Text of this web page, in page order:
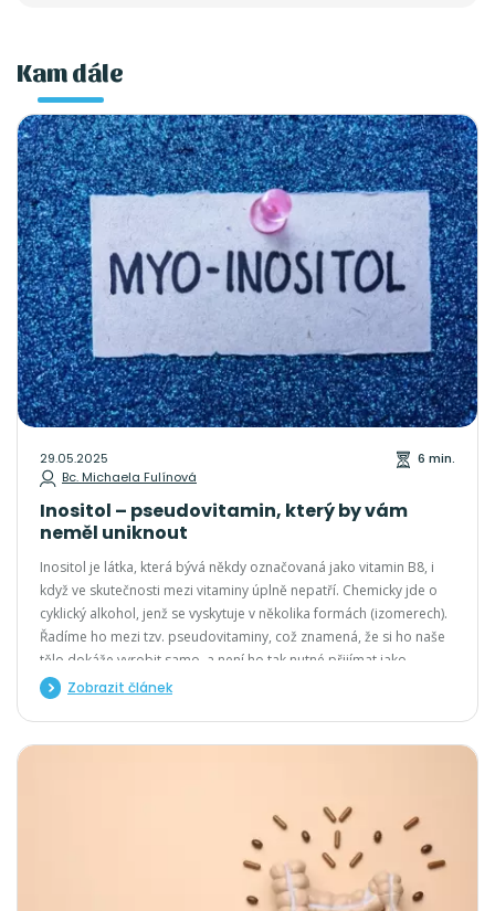
Kam dále
29.05.2025
Bc. Michaela Fulínová
6 min.
Inositol – pseudovitamin, který by vám
neměl uniknout
Inositol je látka, která bývá někdy označovaná jako vitamin B8, i
když ve skutečnosti mezi vitaminy úplně nepatří. Chemicky jde o
cyklický alkohol, jenž se vyskytuje v několika formách (izomerech).
Řadíme ho mezi tzv. pseudovitaminy, což znamená, že si ho naše
tělo dokáže vyrobit samo, a není ho tak nutné přijímat jako
klasické vitaminy
Zobrazit článek